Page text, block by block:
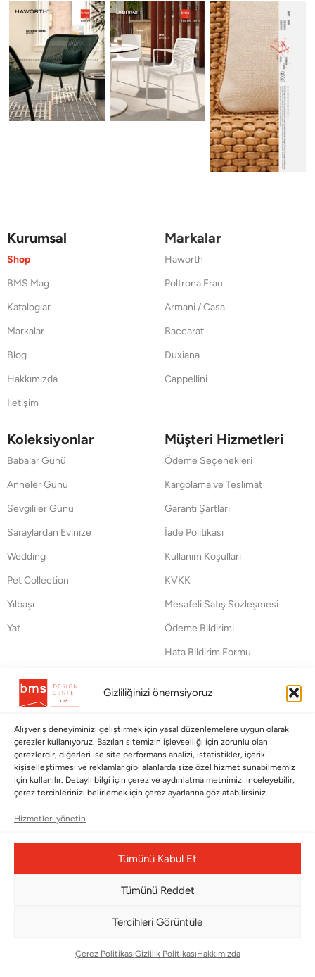
Gizliliğinizi önemsiyoruz
Alışveriş deneyiminizi geliştirmek için yasal düzenlemelere uygun olarak
çerezler kullanıyoruz. Bazıları sitemizin işlevselliği için zorunlu olan
çerezlerdir, diğerleri ise site performans analizi, istatistikler, içerik
kişiselleştirmesi ve reklamlar gibi alanlarda size özel hizmet sunabilmemiz
için kullanılır. Detaylı bilgi için çerez ve aydınlatma metnimizi inceleyebilir,
çerez tercihlerinizi belirlemek için çerez ayarlarına göz atabilirsiniz.
Hizmetleri yönetin
Tümünü Kabul Et
Tümünü Reddet
Tercihleri Görüntüle
Çerez PolitikasıGizlilik PolitikasıHakkımızda
Kurumsal
Shop
BMS Mag
Kataloglar
Markalar
Blog
Hakkımızda
İletişim
Markalar
Haworth
Poltrona Frau
Armani / Casa
Baccarat
Duxiana
Cappellini
Koleksiyonlar
Babalar Günü
Anneler Günü
Sevgililer Günü
Saraylardan Evinize
Wedding
Pet Collection
Yılbaşı
Yat
Müşteri Hizmetleri
Ödeme Seçenekleri
Kargolama ve Teslimat
Garanti Şartları
İade Politikası
Kullanım Koşulları
KVKK
Mesafeli Satış Sözleşmesi
Ödeme Bildirimi
Hata Bildirim Formu
BÜLTENİMİZE ABONE OLUN
Bültenimize Abone Olun
Bizi Takip Edin